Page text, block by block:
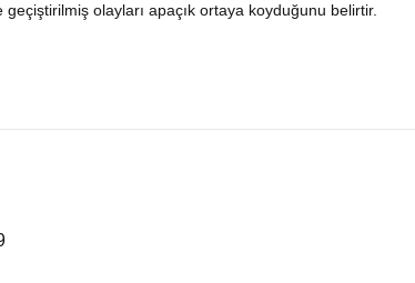
geçiştirilmiş olayları apaçık ortaya koyduğunu belirtir.